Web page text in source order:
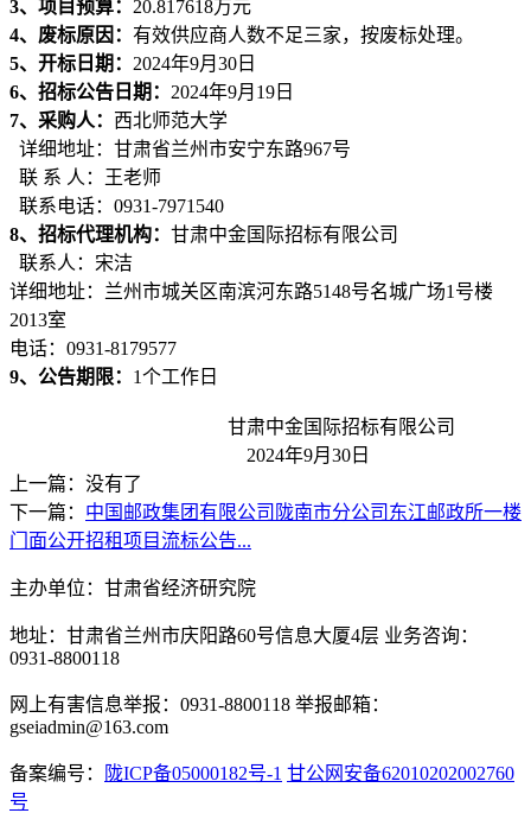
3、项 目预算： 20.817618万元
4、 废标原因 ： 有效供应商人数不足三家， 按废标处理。
5、开标日期： 2024年9月 30 日
6、 招标公告日期： 2024年9月 19 日
7、采购人： 西北师范大学
详细地址： 甘肃省兰州市安宁东路967号
联 系 人：
王老师
联系电话： 0931-7971540
8、 招标代理机构： 甘肃中金国际招标有限公司
联系人： 宋洁
详细地址：兰州市城关区南滨河东路5148号名城广场1号楼
2013室
电话：0931-8179577
9、公告期限： 1个工作日
甘肃中金国际招标有限公司
2024年9月 30 日
上一篇：没有了
下一篇： 中国邮政集团有限公司陇南市分公司东江邮政所一楼
门面公开招租项目流标公告...
主办单位：甘肃省经济研究院
地址：甘肃省兰州市庆阳路60号信息大厦4层 业务咨询：
0931-8800118
网上有害信息举报：0931-8800118 举报邮箱：
gseiadmin@163.com
备案编号： 陇ICP备05000182号-1 甘公网安备62010202002760
号